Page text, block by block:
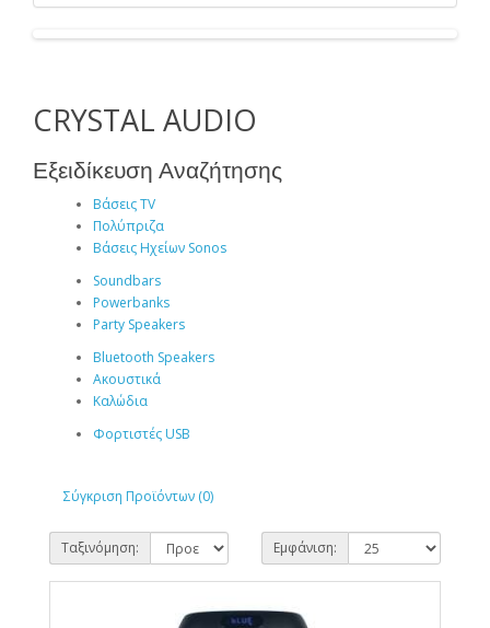
CRYSTAL AUDIO
Εξειδίκευση Αναζήτησης
Βάσεις TV
Πολύπριζα
Βάσεις Ηχείων Sonos
Soundbars
Powerbanks
Party Speakers
Bluetooth Speakers
Ακουστικά
Καλώδια
Φορτιστές USB
Σύγκριση Προϊόντων (0)
Ταξινόμηση: Εμφάνιση: